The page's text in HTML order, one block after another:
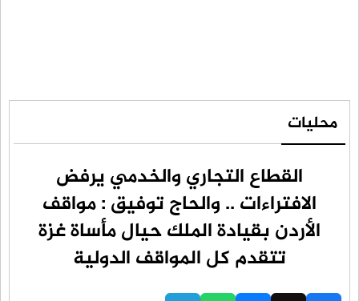
محليات
القطاع التجاري والخدمي يرفض
الافتراءات .. والحاج توفيق : مواقف
الأردن بقيادة الملك حيال مأساة غزة
تتقدم كل المواقف الدولية